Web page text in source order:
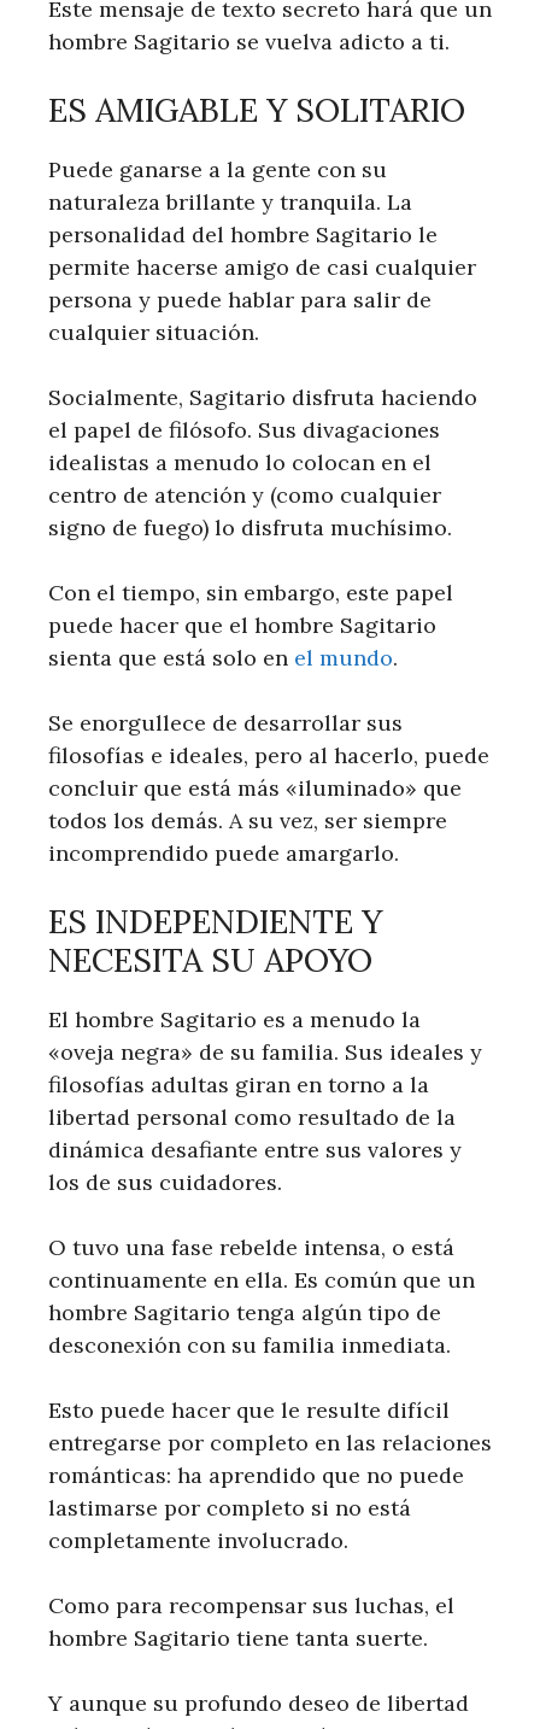
Este mensaje de texto secreto hará que un
hombre Sagitario se vuelva adicto a ti.
ES AMIGABLE Y SOLITARIO
Puede ganarse a la gente con su
naturaleza brillante y tranquila. La
personalidad del hombre Sagitario le
permite hacerse amigo de casi cualquier
persona y puede hablar para salir de
cualquier situación.
Socialmente, Sagitario disfruta haciendo
el papel de filósofo. Sus divagaciones
idealistas a menudo lo colocan en el
centro de atención y (como cualquier
signo de fuego) lo disfruta muchísimo.
Con el tiempo, sin embargo, este papel
puede hacer que el hombre Sagitario
sienta que está solo en el mundo.
Se enorgullece de desarrollar sus
filosofías e ideales, pero al hacerlo, puede
concluir que está más «iluminado» que
todos los demás. A su vez, ser siempre
incomprendido puede amargarlo.
ES INDEPENDIENTE Y
NECESITA SU APOYO
El hombre Sagitario es a menudo la
«oveja negra» de su familia. Sus ideales y
filosofías adultas giran en torno a la
libertad personal como resultado de la
dinámica desafiante entre sus valores y
los de sus cuidadores.
O tuvo una fase rebelde intensa, o está
continuamente en ella. Es común que un
hombre Sagitario tenga algún tipo de
desconexión con su familia inmediata.
Esto puede hacer que le resulte difícil
entregarse por completo en las relaciones
románticas: ha aprendido que no puede
lastimarse por completo si no está
completamente involucrado.
Como para recompensar sus luchas, el
hombre Sagitario tiene tanta suerte.
Y aunque su profundo deseo de libertad